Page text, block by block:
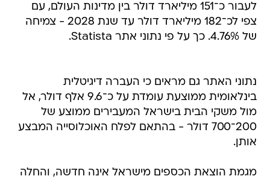
לעבור כ־151 מיליארד דולר בין מדינות העולם, עם
צפי לכ־182 מיליארד דולר עד שנת 2028 - צמיחה
של 4.76%. כך על פי נתוני אתר Statista.
נתוני האתר גם מראים כי העברה דיגיטלית
בינלאומית ממוצעת עומדת על כ־9.6 אלף דולר, אל
מול משקי הבית בישראל המעבירים ממוצע של
200־700 דולר - בהתאם לפלח האוכלוסייה המבצע
אותן.
מגמת הוצאת הכספים מישראל אינה חדשה, והחלה